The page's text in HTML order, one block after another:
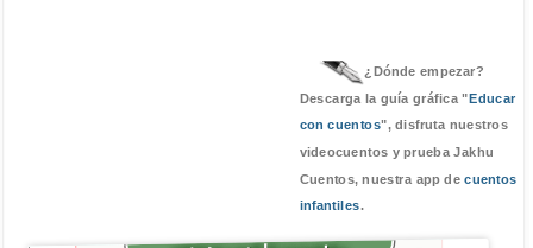
¿Dónde empezar?
Descarga la guía gráfica "Educar
con cuentos", disfruta nuestros
videocuentos y prueba Jakhu
Cuentos, nuestra app decuentos
infantiles.